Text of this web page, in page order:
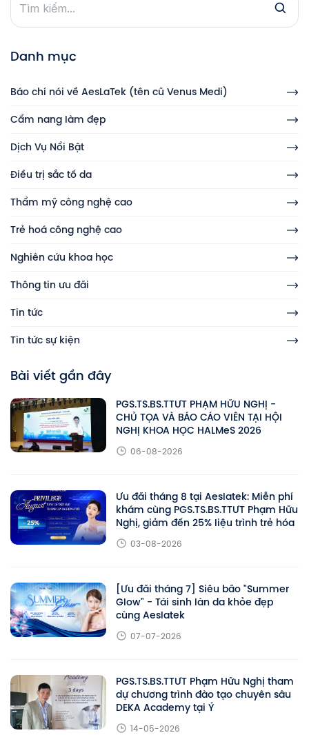
Danh mục
Báo chí nói về AesLaTek (tên cũ Venus Medi)
Cẩm nang làm đẹp
Dịch Vụ Nổi Bật
Điều trị sắc tố da
Thẩm mỹ công nghệ cao
Trẻ hoá công nghệ cao
Nghiên cứu khoa học
Thông tin ưu đãi
Tin tức
Tin tức sự kiện
Bài viết gần đây
PGS.TS.BS.TTƯT PHẠM HỮU NGHỊ -
CHỦ TỌA VÀ BÁO CÁO VIÊN TẠI HỘI
NGHỊ KHOA HỌC HALMeS 2026
06-08-2026
Ưu đãi tháng 8 tại Aeslatek: Miễn phí
khám cùng PGS.TS.BS.TTƯT Phạm Hữu
Nghị, giảm đến 25% liệu trình trẻ hóa
03-08-2026
[Ưu đãi tháng 7] Siêu bão "Summer
Glow" - Tái sinh làn da khỏe đẹp
cùng Aeslatek
07-07-2026
PGS.TS.BS.TTƯT Phạm Hữu Nghị tham
dự chương trình đào tạo chuyên sâu
DEKA Academy tại Ý
14-05-2026